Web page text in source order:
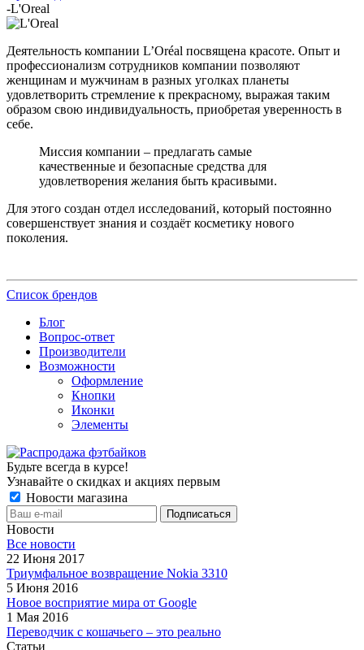
-L'Oreal
Деятельность компании L’Oréal посвящена красоте. Опыт и
профессионализм сотрудников компании позволяют
женщинам и мужчинам в разных уголках планеты
удовлетворить стремление к прекрасному, выражая таким
образом свою индивидуальность, приобретая уверенность в
себе.
Миссия компании – предлагать самые
качественные и безопасные средства для
удовлетворения желания быть красивыми.
Для этого создан отдел исследований, который постоянно
совершенствует знания и создаёт косметику нового
поколения.
Список брендов
Блог
Вопрос-ответ
Производители
Возможности
Оформление
Кнопки
Иконки
Элементы
Будьте всегда в курсе!
Узнавайте о скидках и акциях первым
Новости магазина
Новости
Все новости
22 Июня 2017
Триумфальное возвращение Nokia 3310
5 Июня 2016
Новое восприятие мира от Google
1 Мая 2016
Переводчик с кошачьего – это реально
Статьи